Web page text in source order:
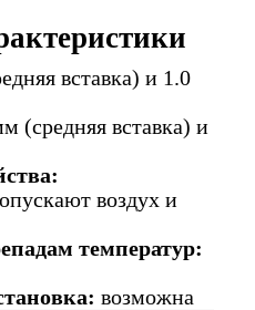
вставка) и 1.0
(средняя вставка) и
воздух и
температур:
возможна